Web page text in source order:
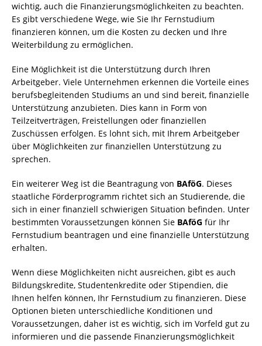
wichtig, auch die Finanzierungsmöglichkeiten zu beachten.
Es gibt verschiedene Wege, wie Sie Ihr Fernstudium
finanzieren können, um die Kosten zu decken und Ihre
Weiterbildung zu ermöglichen.
Eine Möglichkeit ist die Unterstützung durch Ihren
Arbeitgeber. Viele Unternehmen erkennen die Vorteile eines
berufsbegleitenden Studiums an und sind bereit, finanzielle
Unterstützung anzubieten. Dies kann in Form von
Teilzeitverträgen, Freistellungen oder finanziellen
Zuschüssen erfolgen. Es lohnt sich, mit Ihrem Arbeitgeber
über Möglichkeiten zur finanziellen Unterstützung zu
sprechen.
Ein weiterer Weg ist die Beantragung von BAföG. Dieses
staatliche Förderprogramm richtet sich an Studierende, die
sich in einer finanziell schwierigen Situation befinden. Unter
bestimmten Voraussetzungen können Sie BAföG für Ihr
Fernstudium beantragen und eine finanzielle Unterstützung
erhalten.
Wenn diese Möglichkeiten nicht ausreichen, gibt es auch
Bildungskredite, Studentenkredite oder Stipendien, die
Ihnen helfen können, Ihr Fernstudium zu finanzieren. Diese
Optionen bieten unterschiedliche Konditionen und
Voraussetzungen, daher ist es wichtig, sich im Vorfeld gut zu
informieren und die passende Finanzierungsmöglichkeit